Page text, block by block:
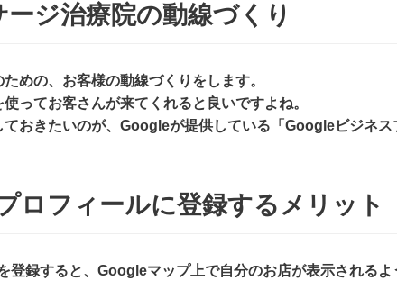
ジ治療院の動線づくり
めの、お客様の動線づくりをします。
ってお客さんが来てくれると良いですよね。
おきたいのが、Googleが提供している「Googleビジネ
ロフィールに登録するメリット
登録すると、Googleマップ上で自分のお店が表示されるよ